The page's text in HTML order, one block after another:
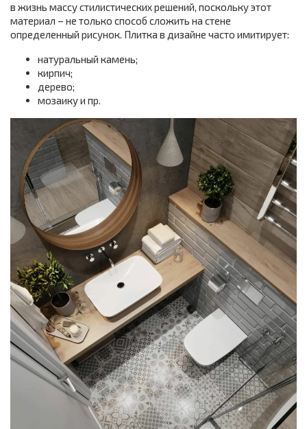
в жизнь массу стилистических решений, поскольку этот
материал – не только способ сложить на стене
определенный рисунок. Плитка в дизайне часто имитирует:
натуральный камень;
кирпич;
дерево;
мозаику и пр.